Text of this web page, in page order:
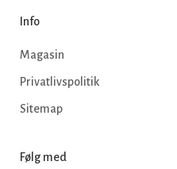
Info
Magasin
Privatlivspolitik
Sitemap
Følg med